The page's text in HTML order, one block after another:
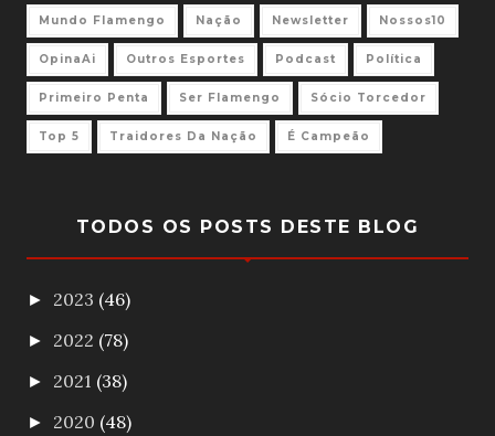
Mundo Flamengo Nação Newsletter Nossos10
OpinaAi Outros Esportes Podcast Política
Primeiro Penta Ser Flamengo Sócio Torcedor
Top 5 Traidores Da Nação É Campeão
TODOS OS POSTS DESTE BLOG
► 2023 (46)
► 2022 (78)
► 2021 (38)
► 2020 (48)